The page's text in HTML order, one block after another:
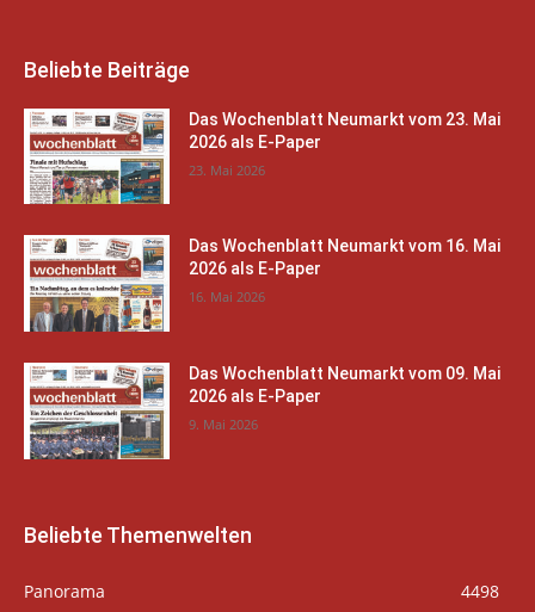
Beliebte Beiträge
Das Wochenblatt Neumarkt vom 23. Mai
2026 als E-Paper
23. Mai 2026
Das Wochenblatt Neumarkt vom 16. Mai
2026 als E-Paper
16. Mai 2026
Das Wochenblatt Neumarkt vom 09. Mai
2026 als E-Paper
9. Mai 2026
Beliebte Themenwelten
Panorama
4498